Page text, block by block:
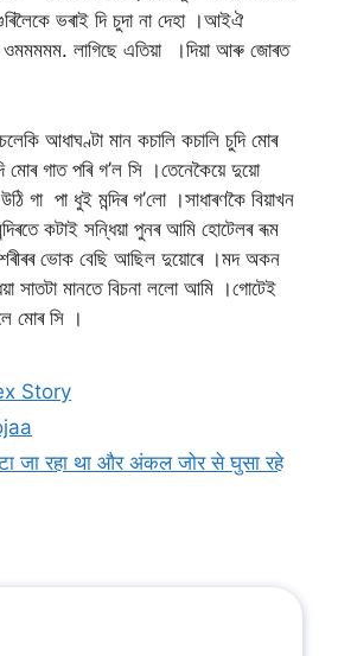
ভৰাই দি চুদা না দেহা ।আইঐ
লাগিছে এতিয়া ।দিয়া আৰু জোৰত
আধাঘণ্টা মান কচালি কচালি চুদি মোৰ
মোৰ গাত পৰি গ’ল সি ।তেনেকৈয়ে দুয়ো
গা পা ধুই মন্দিৰ গ’লো ।সাধাৰণকৈ বিয়াখন
কটাই সন্ধিয়া পুনৰ আমি হোটেলৰ ৰূম
ভোক বেছি আছিল দুয়োৰে ।মদ অকন
সাতটা মানতে বিচনা ললো আমি ।গোটেই
মোৰ সি ।
Story
जा रहा था और अंकल जोर से घुसा रहे